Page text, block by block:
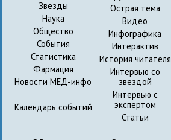
Звезды
Наука
Общество
События
Статистика
Фармация
Новости МЕД-инфо
Календарь событий
Острая тема
Видео
Инфографика
Интерактив
История читателя
Интервью со
звездой
Интервью с
экспертом
Статьи